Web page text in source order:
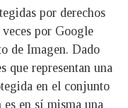
por derechos
por Google
de Imagen. Dado
que representan una
en el conjunto
es en sí misma una